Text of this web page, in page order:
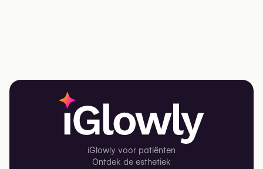
iGlowly voor patiënten
Ontdek de esthetiek